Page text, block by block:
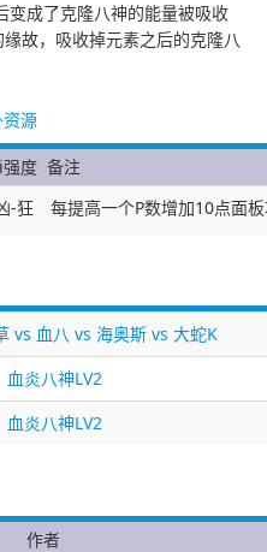
变成了克隆八神的能量被吸收
故，吸收掉元素之后的克隆八
源
度 备注
-狂 每提高一个P数增加10点面
vs 血八 vs 海奥斯 vs 大蛇K
血炎八神LV2
血炎八神LV2
作者